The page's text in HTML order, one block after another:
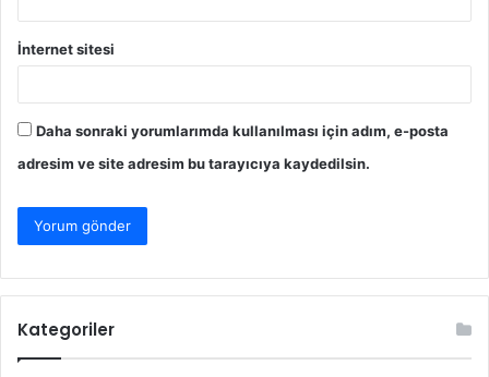
İnternet sitesi
Daha sonraki yorumlarımda kullanılması için adım, e-posta
adresim ve site adresim bu tarayıcıya kaydedilsin.
Kategoriler